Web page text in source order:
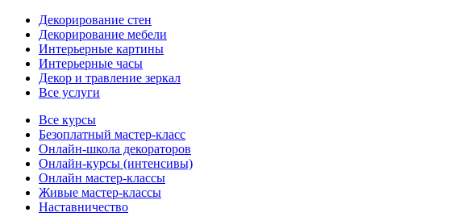
Декорирование стен
Декорирование мебели
Интерьерные картины
Интерьерные часы
Декор и травление зеркал
Все услуги
Все курсы
Безоплатный мастер-класс
Онлайн-школа декораторов
Онлайн-курсы (интенсивы)
Онлайн мастер-классы
Живые мастер-классы
Наставничество